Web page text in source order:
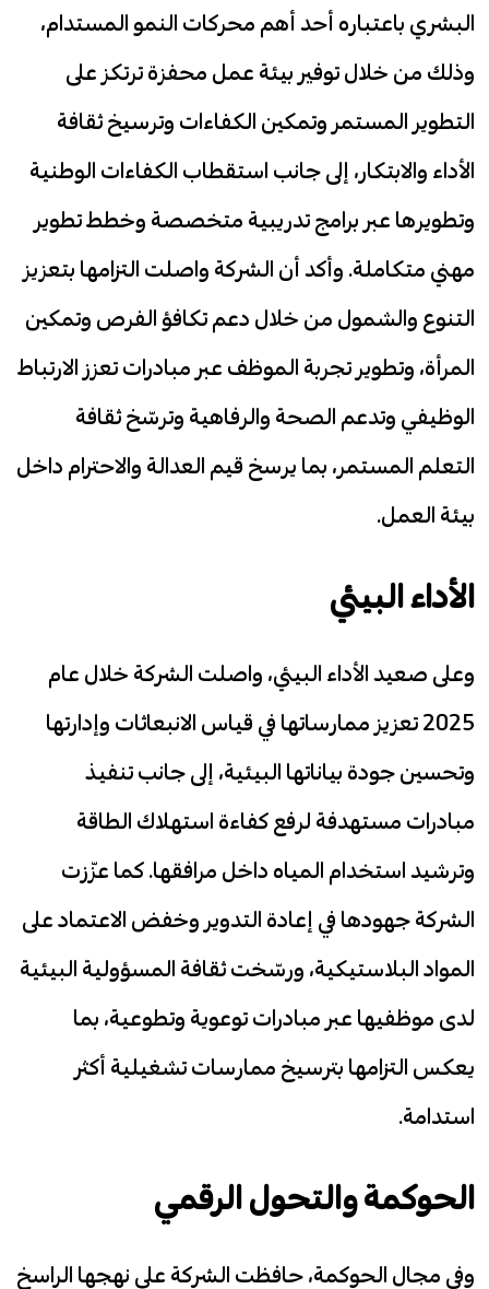
البشري باعتباره أحد أهم محركات النمو المستدام،
وذلك من خلال توفير بيئة عمل محفزة ترتكز على
التطوير المستمر وتمكين الكفاءات وترسيخ ثقافة
الأداء والابتكار، إلى جانب استقطاب الكفاءات الوطنية
وتطويرها عبر برامج تدريبية متخصصة وخطط تطوير
مهني متكاملة. وأكد أن الشركة واصلت التزامها بتعزيز
التنوع والشمول من خلال دعم تكافؤ الفرص وتمكين
المرأة، وتطوير تجربة الموظف عبر مبادرات تعزز الارتباط
الوظيفي وتدعم الصحة والرفاهية وترسّخ ثقافة
التعلم المستمر، بما يرسخ قيم العدالة والاحترام داخل
بيئة العمل.
الأداء البيئي
وعلى صعيد الأداء البيئي، واصلت الشركة خلال عام
2025 تعزيز ممارساتها في قياس الانبعاثات وإدارتها
وتحسين جودة بياناتها البيئية، إلى جانب تنفيذ
مبادرات مستهدفة لرفع كفاءة استهلاك الطاقة
وترشيد استخدام المياه داخل مرافقها. كما عزّزت
الشركة جهودها في إعادة التدوير وخفض الاعتماد على
المواد البلاستيكية، ورسّخت ثقافة المسؤولية البيئية
لدى موظفيها عبر مبادرات توعوية وتطوعية، بما
يعكس التزامها بترسيخ ممارسات تشغيلية أكثر
استدامة.
الحوكمة والتحول الرقمي
وفي مجال الحوكمة، حافظت الشركة على نهجها الراسخ